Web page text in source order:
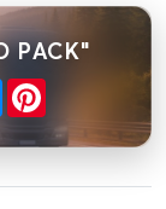
PACK"
Messenger